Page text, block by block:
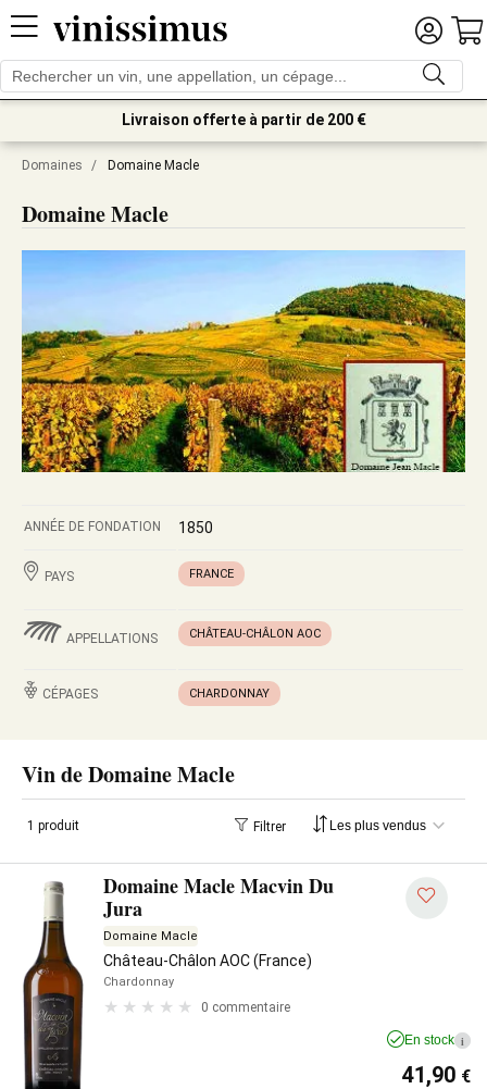
Livraison offerte à partir de 200 €
Domaines / Domaine Macle
Domaine Macle
ANNÉE DE FONDATION 1850
PAYS FRANCE
APPELLATIONS CHÂTEAU-CHÂLON AOC
CÉPAGES CHARDONNAY
Vin de Domaine Macle
1 produit Filtrer
Domaine Macle Macvin Du
Jura
Domaine Macle
Château-Châlon AOC (France)
Chardonnay
0 commentaire
En stock i
41,90 €